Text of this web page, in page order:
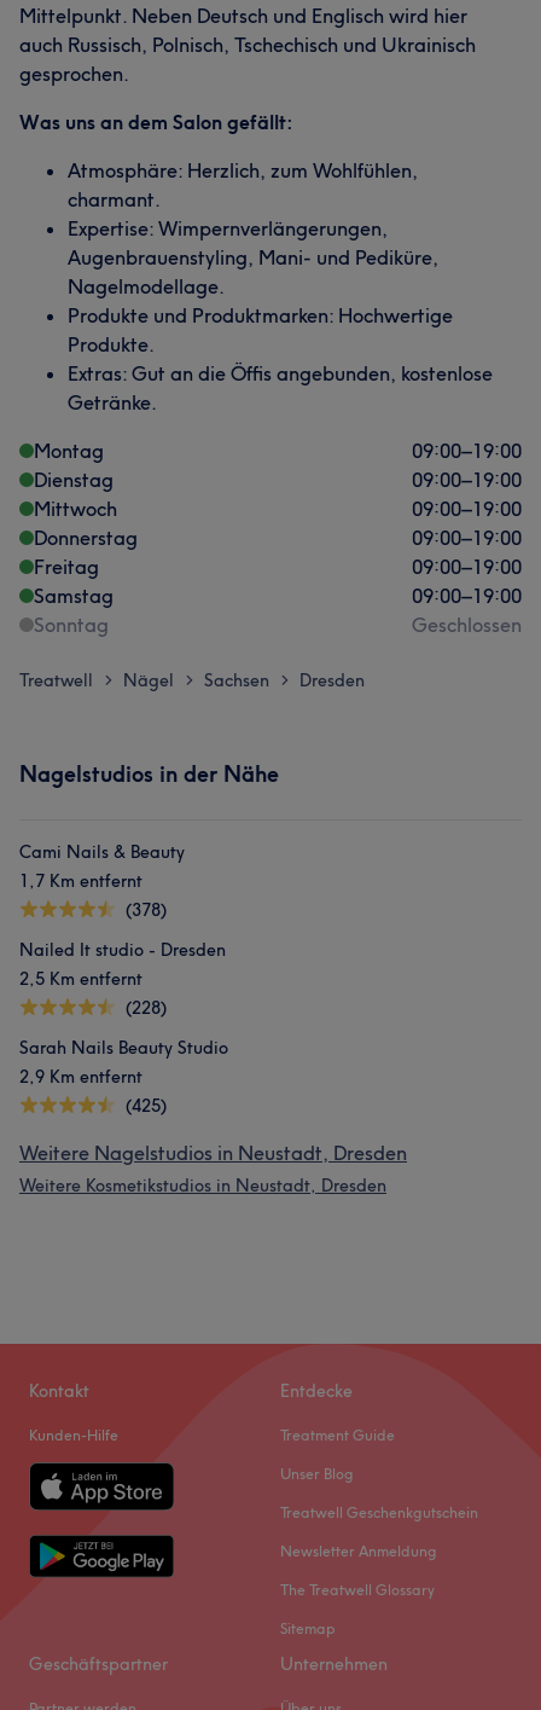
Mittelpunkt. Neben Deutsch und Englisch wird hier
auch Russisch, Polnisch, Tschechisch und Ukrainisch
gesprochen.
Was uns an dem Salon gefällt:
Atmosphäre: Herzlich, zum Wohlfühlen,
charmant.
Expertise: Wimpernverlängerungen,
Augenbrauenstyling, Mani- und Pediküre,
Nagelmodellage.
Produkte und Produktmarken: Hochwertige
Produkte.
Extras: Gut an die Öffis angebunden, kostenlose
Getränke.
Montag
09:00–19:00
Dienstag
09:00–19:00
Mittwoch
09:00–19:00
Donnerstag
09:00–19:00
Freitag
09:00–19:00
Samstag
09:00–19:00
Sonntag
Geschlossen
Treatwell > Nägel > Sachsen > Dresden
Nagelstudios in der Nähe
Cami Nails & Beauty
1,7 Km entfernt
(378)
Nailed It studio - Dresden
2,5 Km entfernt
(228)
Sarah Nails Beauty Studio
2,9 Km entfernt
(425)
Weitere Nagelstudios in Neustadt, Dresden
Weitere Kosmetikstudios in Neustadt, Dresden
Kontakt
Kunden-Hilfe
Entdecke
Treatment Guide
Unser Blog
Treatwell Geschenkgutschein
Newsletter Anmeldung
The Treatwell Glossary
Sitemap
Geschäftspartner Unternehmen